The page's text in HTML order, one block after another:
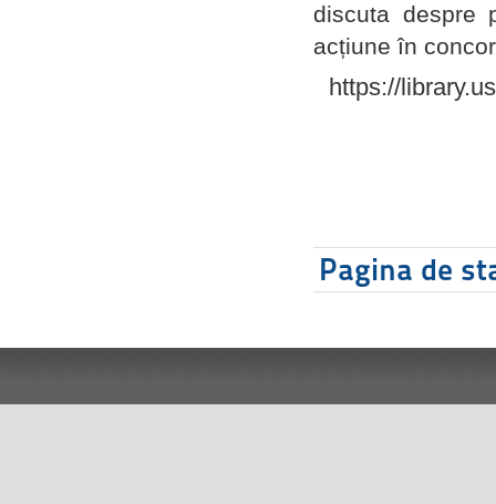
discuta despre
acțiune în
https://
Pagina de